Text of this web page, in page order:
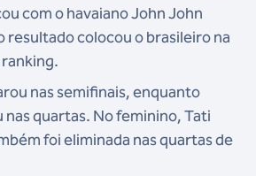
com o havaiano John John
resultado colocou o brasileiro na
nas semifinais, enquanto
nas quartas. No feminino, Tati
foi eliminada nas quartas de